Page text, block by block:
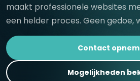
maakt professionele websites
een helder proces. Geen gedoe,
Contact
Mogelijkheden